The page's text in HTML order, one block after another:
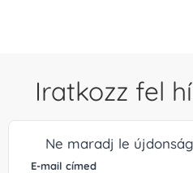
Iratkozz fel
Ne maradj le
E-mail címed